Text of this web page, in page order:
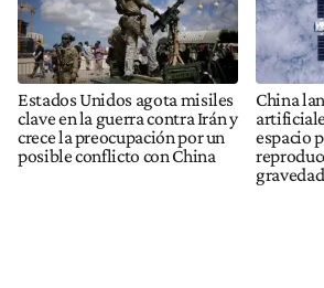
Estados Unidos agota misiles
clave en la guerra contra Irán y
crece la preocupación por un
posible conflicto con China
China
espacio